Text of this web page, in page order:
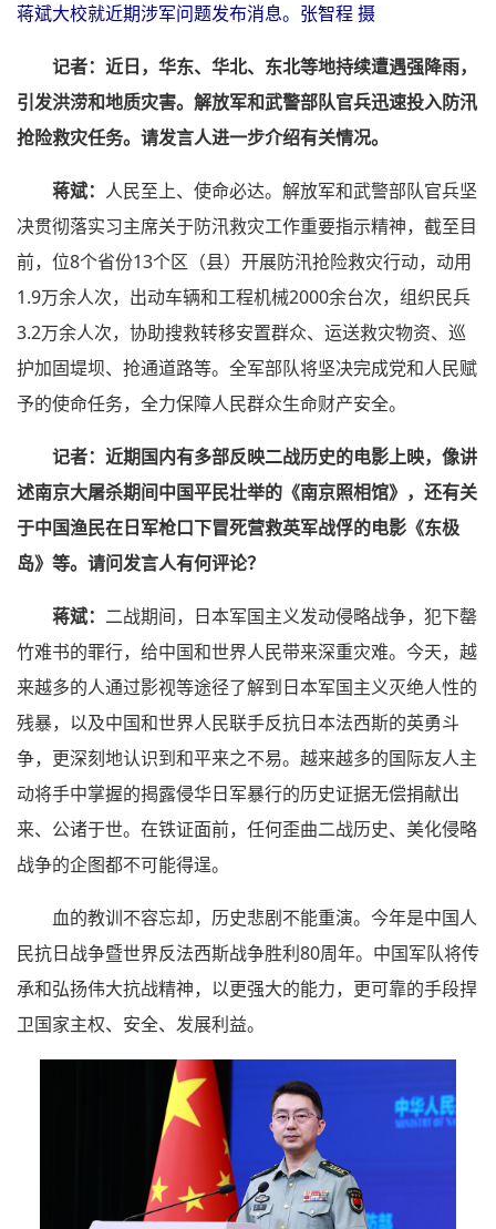
蒋斌大校就近期涉军问题发布消息。张智程 摄
记者：近日，华东、华北、东北等地持续遭遇强降雨，
引发洪涝和地质灾害。解放军和武警部队官兵迅速投入防汛
抢险救灾任务。请发言人进一步介绍有关情况。
蒋斌： 人民至上、使命必达。解放军和武警部队官兵坚
决贯彻落实习主席关于防汛救灾工作重要指示精神，截至目
前，位8个省份13个区（县）开展防汛抢险救灾行动，动用
1.9万余人次，出动车辆和工程机械2000余台次，组织民兵
3.2万余人次，协助搜救转移安置群众、运送救灾物资、巡
护加固堤坝、抢通道路等。全军部队将坚决完成党和人民赋
予的使命任务，全力保障人民群众生命财产安全。
记者：近期国内有多部反映二战历史的电影上映，像讲
述南京大屠杀期间中国平民壮举的《南京照相馆》，还有关
于中国渔民在日军枪口下冒死营救英军战俘的电影《东极
岛》等。请问发言人有何评论？
蒋斌： 二战期间，日本军国主义发动侵略战争，犯下罄
竹难书的罪行，给中国和世界人民带来深重灾难。今天，越
来越多的人通过影视等途径了解到日本军国主义灭绝人性的
残暴，以及中国和世界人民联手反抗日本法西斯的英勇斗
争，更深刻地认识到和平来之不易。越来越多的国际友人主
动将手中掌握的揭露侵华日军暴行的历史证据无偿捐献出
来、公诸于世。在铁证面前，任何歪曲二战历史、美化侵略
战争的企图都不可能得逞。
血的教训不容忘却，历史悲剧不能重演。今年是中国人
民抗日战争暨世界反法西斯战争胜利80周年。中国军队将传
承和弘扬伟大抗战精神，以更强大的能力，更可靠的手段捍
卫国家主权、安全、发展利益。